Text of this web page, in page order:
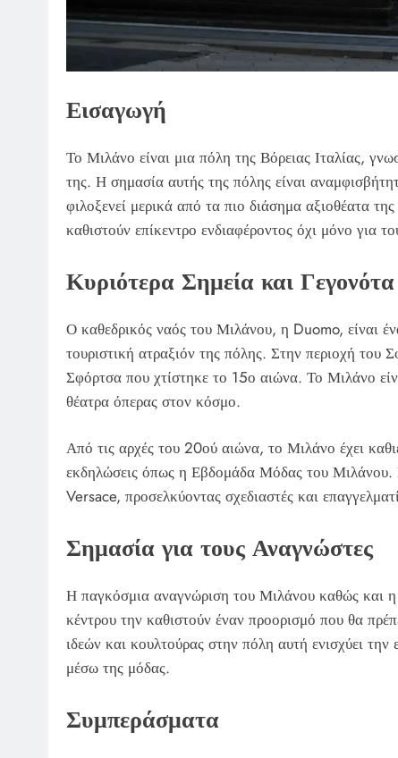
Εισαγωγή
Το Μιλάνο είναι μια πόλη της Βόρειας Ιταλίας,
της. Η σημασία αυτής της πόλης είναι
φιλοξενεί μερικά από τα πιο διάσημα αξιοθέατα
καθιστούν επίκεντρο ενδιαφέροντος όχι μόνο για
Κυριότερα Σημεία και Γεγονότα
Ο καθεδρικός ναός του Μιλάνου, η Duomo, είναι
τουριστική ατραξιόν της πόλης. Στην περιοχή του
Σφόρτσα που χτίστηκε το 15ο αιώνα. Το Μιλάνο
θέατρα όπερας στον κόσμο.
Από τις αρχές του 20ού αιώνα, το Μιλάνο έχει
εκδηλώσεις όπως η Εβδομάδα Μόδας του
Versace, προσελκύοντας σχεδιαστές και
Σημασία για τους Αναγνώστες
Η παγκόσμια αναγνώριση του Μιλάνου καθώς και η
κέντρου την καθιστούν έναν προορισμό που θα
ιδεών και κουλτούρας στην πόλη αυτή ενισχύει
μέσω της μόδας.
Συμπεράσματα